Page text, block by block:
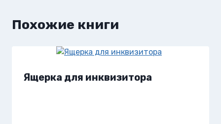
Похожие книги
Ящерка для инквизитора